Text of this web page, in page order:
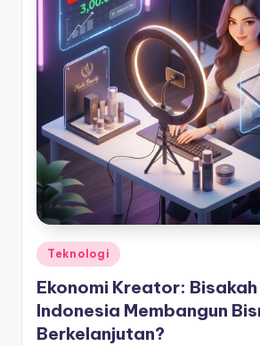
Posted
in
Teknologi
Ekonomi Kreator:
Indonesia Membangun
Berkelanjutan?